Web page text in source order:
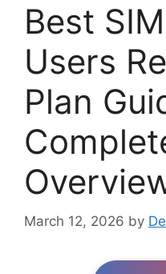
Best
Users
Plan
March 12, 2026 by